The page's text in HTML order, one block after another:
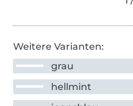
Weitere Varianten:
grau
hellmint